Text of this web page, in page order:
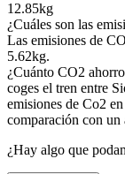
12.85kg
¿Cuáles son las
Las emisiones de
5.62kg.
¿Cuánto CO2
coges el tren entre
emisiones de Co2
comparación con un
¿Hay algo que